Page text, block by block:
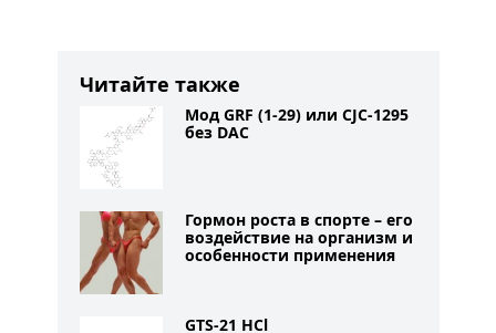
Читайте также
Мод GRF (1-29) или CJC-1295
без DAC
Гормон роста в спорте – его
воздействие на организм и
особенности применения
GTS-21 HCl